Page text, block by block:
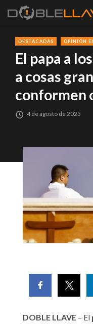
DESTACADAS OPINIÓN
El papa a
a cosas
conformen
4 de agosto de 2025
DOBLE LLAVE – El